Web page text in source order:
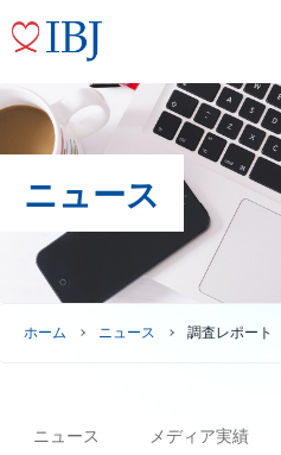
ニュース
ホーム ニュース 調査レポート
ニュース メディア実績